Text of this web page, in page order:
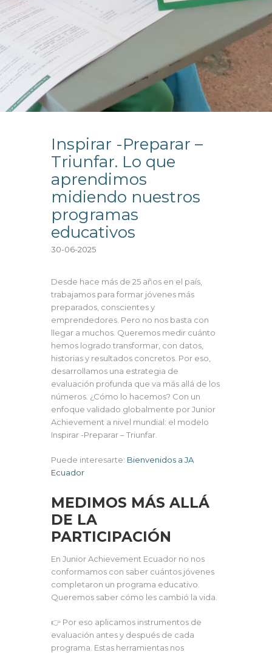
Inspirar -Preparar –
Triunfar. Lo que
aprendimos
midiendo nuestros
programas
educativos
30-06-2025
Desde hace más de 25 años en el país,
trabajamos para formar jóvenes más
preparados, conscientes y
emprendedores. Pero no nos basta con
llegar a muchos. Queremos medir cuánto
hemos logrado transformar, con datos,
historias y resultados concretos. Por eso,
desarrollamos una estrategia de
evaluación profunda que va más allá de los
números. ¿Cómo lo hacemos? Con un
enfoque validado globalmente por Junior
Achievement a nivel mundial: el modelo
Inspirar -Preparar – Triunfar.
Puede interesarte: Bienvenidos a JA
Ecuador
MEDIMOS MÁS ALLÁ
DE LA
PARTICIPACIÓN
En Junior Achievement Ecuador no nos
conformamos con saber cuántos jóvenes
completaron un programa educativo.
Queremos saber cómo les cambió la vida.
👉 Por eso aplicamos instrumentos de
evaluación antes y después de cada
programa. Estas herramientas nos